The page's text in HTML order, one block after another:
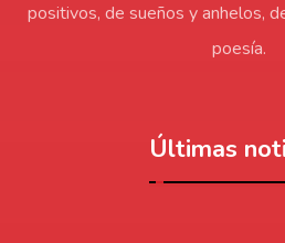
positivos, de sueños y anhelos,
poesía.
Últimas